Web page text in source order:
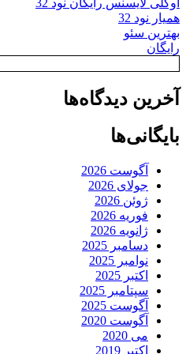
همیار نود 32
بهترین سئو
رایگان
آخرین دیدگاه‌ها
بایگانی‌ها
آگوست 2026
جولای 2026
ژوئن 2026
فوریه 2026
ژانویه 2026
دسامبر 2025
نوامبر 2025
اکتبر 2025
سپتامبر 2025
آگوست 2025
آگوست 2020
می 2020
اکتبر 2019